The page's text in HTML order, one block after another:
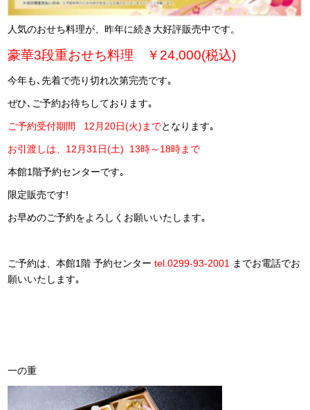
人気のおせち料理が、昨年に続き大好評販売中です。
豪華3段重おせち料理 ￥24,000(税込)
今年も､先着で売り切れ次第完売です｡
ぜひ､ご予約お待ちしております｡
ご予約受付期間 12月20日(火)までとなります｡
お引渡しは、12月31日(土) 13時～18時まで
本館1階予約センターです｡
限定販売です!
お早めのご予約をよろしくお願いいたします｡
ご予約は、本館1階 予約センターtel.0299-93-2001
までお電話でお
願いいたします｡
一の重